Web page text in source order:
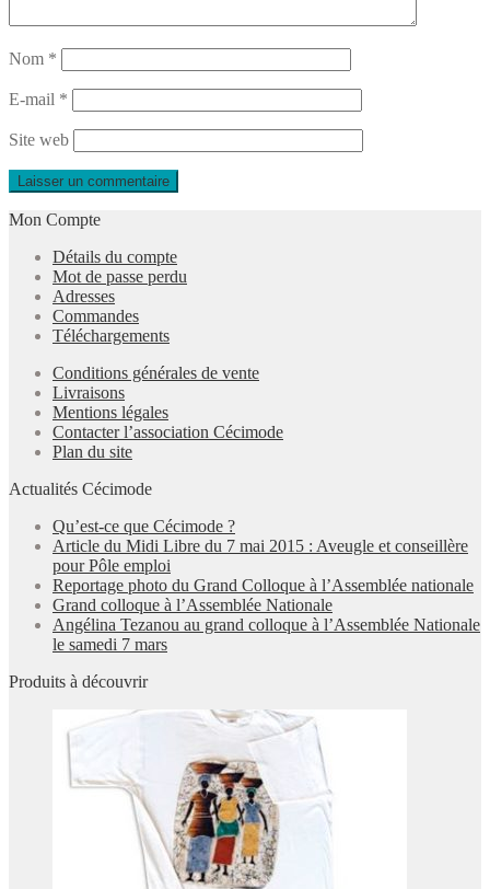
Nom *
E-mail *
Site web
Mon Compte
Détails du compte
Mot de passe perdu
Adresses
Commandes
Téléchargements
Conditions générales de vente
Livraisons
Mentions légales
Contacter l’association Cécimode
Plan du site
Actualités Cécimode
Qu’est-ce que Cécimode ?
Article du Midi Libre du 7 mai 2015 : Aveugle et conseillère
pour Pôle emploi
Reportage photo du Grand Colloque à l’Assemblée nationale
Grand colloque à l’Assemblée Nationale
Angélina Tezanou au grand colloque à l’Assemblée Nationale
le samedi 7 mars
Produits à découvrir